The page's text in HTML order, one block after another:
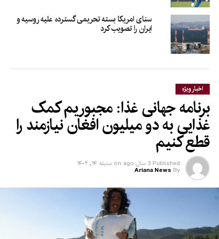
سنای امریکا بسته تحریمی گسترده علیه روسیه و
ایران را تصویب کرد
اخبار ویژه
برنامه جهانی غذا: مجبوریم کمک
غذایی به دو میلیون افغان نیازمند را
قطع کنیم
Published 3 سال ago on سنبله ۱۴, ۱۴۰۲
By
Ariana News